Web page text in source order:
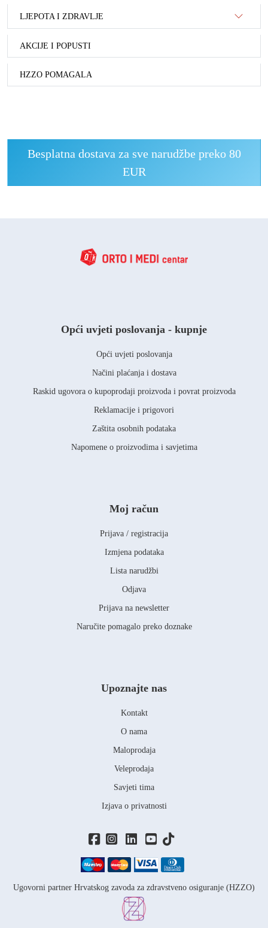
LJEPOTA I ZDRAVLJE
AKCIJE I POPUSTI
HZZO POMAGALA
Besplatna dostava za sve narudžbe preko 80
EUR
Opći uvjeti poslovanja - kupnje
Opći uvjeti poslovanja
Načini plaćanja i dostava
Raskid ugovora o kupoprodaji proizvoda i povrat proizvoda
Reklamacije i prigovori
Zaštita osobnih podataka
Napomene o proizvodima i savjetima
Moj račun
Prijava / registracija
Izmjena podataka
Lista narudžbi
Odjava
Prijava na newsletter
Naručite pomagalo preko doznake
Ugovorni partner Hrvatskog zavoda za zdravstveno osiguranje (HZZO)
Upoznajte nas
Kontakt
O nama
Maloprodaja
Veleprodaja
Savjeti tima
Izjava o privatnosti